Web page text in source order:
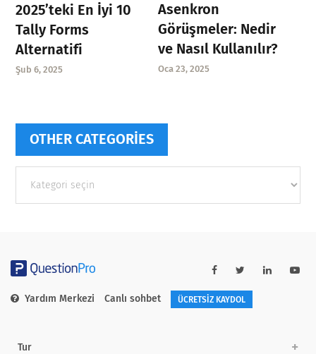
2025’teki En İyi 10
Tally Forms
Alternatifi
Şub 6, 2025
Asenkron
Görüşmeler: Nedir
ve Nasıl Kullanılır?
Oca 23, 2025
OTHER CATEGORIES
categories
Yardım Merkezi Canlı sohbet ÜCRETSİZ KAYDOL
Tur